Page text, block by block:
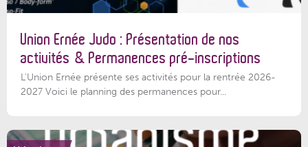
Union Ernée Judo : Présentation de nos
activités & Permanences pré-inscriptions
L'Union Ernée présente ses activités pour la rentrée 2026-
2027 Voici le planning des permanences pour...